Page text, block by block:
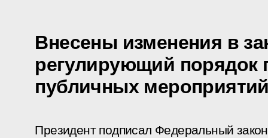
Внесены изменения в
регулирующий порядок
публичных
Президент подписал Федеральный